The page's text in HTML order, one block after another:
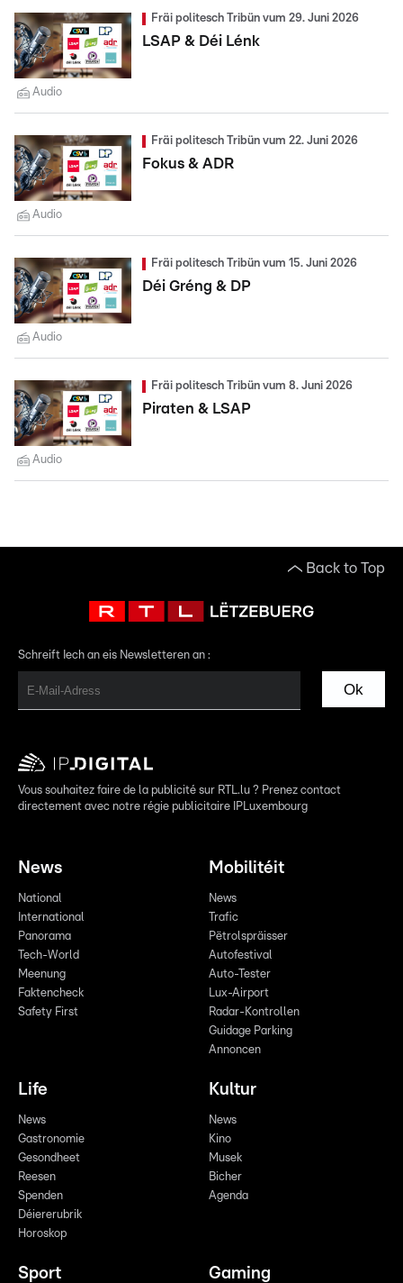
Fräi politesch Tribün vum 29. Juni 2026
LSAP & Déi Lénk
Audio
Fräi politesch Tribün vum 22. Juni 2026
Fokus & ADR
Audio
Fräi politesch Tribün vum 15. Juni 2026
Déi Gréng & DP
Audio
Fräi politesch Tribün vum 8. Juni 2026
Piraten & LSAP
Audio
Back to Top
Schreift Iech an eis Newsletteren an :
Ok
Vous souhaitez faire de la publicité sur RTL.lu ? Prenez contact
directement avec notre régie publicitaire IPLuxembourg
News
National
International
Panorama
Tech-World
Meenung
Faktencheck
Safety First
Mobilitéit
News
Trafic
Pëtrolspräisser
Autofestival
Auto-Tester
Lux-Airport
Radar-Kontrollen
Guidage Parking
Annoncen
Life
News
Gastronomie
Gesondheet
Reesen
Spenden
Déiererubrik
Horoskop
Kultur
News
Kino
Musek
Bicher
Agenda
Sport Gaming